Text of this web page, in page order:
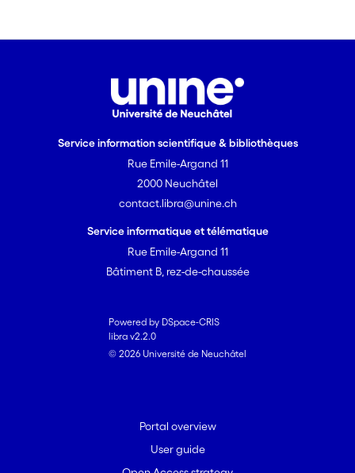
Service information scientifique & bibliothèques
Rue Emile-Argand 11
2000 Neuchâtel
contact.libra@unine.ch
Service informatique et télématique
Rue Emile-Argand 11
Bâtiment B, rez-de-chaussée
Powered by DSpace-CRIS
libra v2.2.0
© 2026 Université de Neuchâtel
Portal overview
User guide